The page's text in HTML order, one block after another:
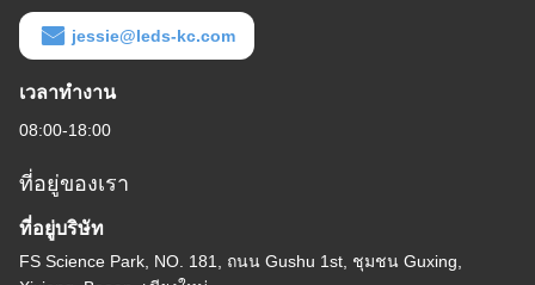
jessie@leds-kc.com
เวลาทํางาน
08:00-18:00
ที่อยู่ของเรา
ที่อยู่บริษัท
FS Science Park, NO. 181, ถนน Gushu 1st, ชุมชน Guxing,